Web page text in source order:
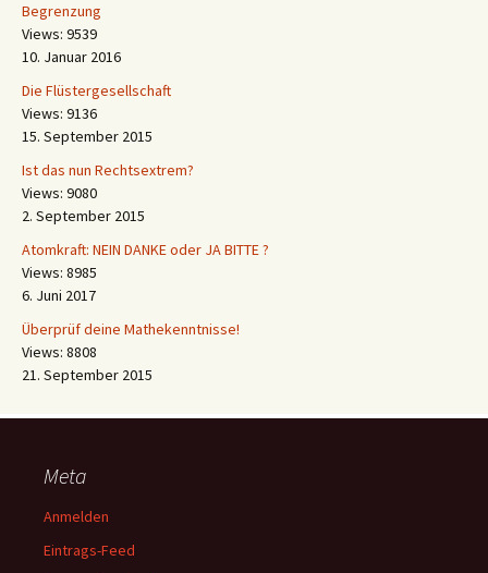
Begrenzung
Views: 9539
10. Januar 2016
Die Flüstergesellschaft
Views: 9136
15. September 2015
Ist das nun Rechtsextrem?
Views: 9080
2. September 2015
Atomkraft: NEIN DANKE oder JA BITTE ?
Views: 8985
6. Juni 2017
Überprüf deine Mathekenntnisse!
Views: 8808
21. September 2015
Meta
Anmelden
Eintrags-Feed